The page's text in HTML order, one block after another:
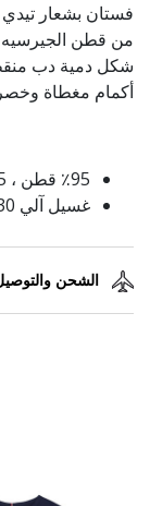
فستان بشعار
من قطن الجيرسيه
شكل دمية دب
أكمام مغطاة
٪95 قطن ، 5٪ إيلاستين
غسيل آلي 30 درجة مئوية
الشحن